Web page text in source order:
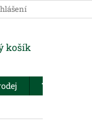
košík
Trezory